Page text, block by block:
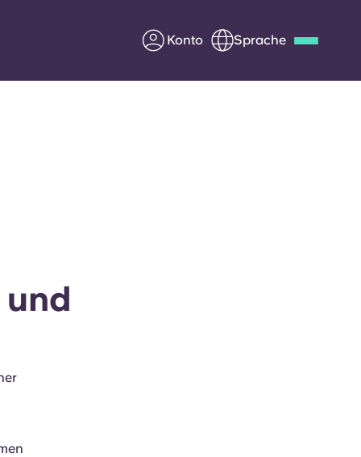
Konto Sprache
Kontakt aufnehmen